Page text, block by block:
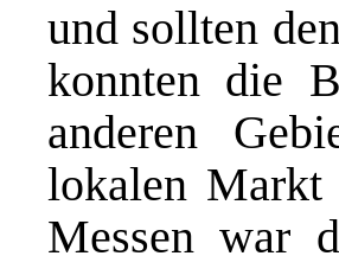
und sollten
konnten die
anderen
lokalen Markt
Messen war